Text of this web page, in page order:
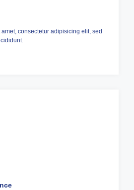
consectetur adipisicing elit, sed